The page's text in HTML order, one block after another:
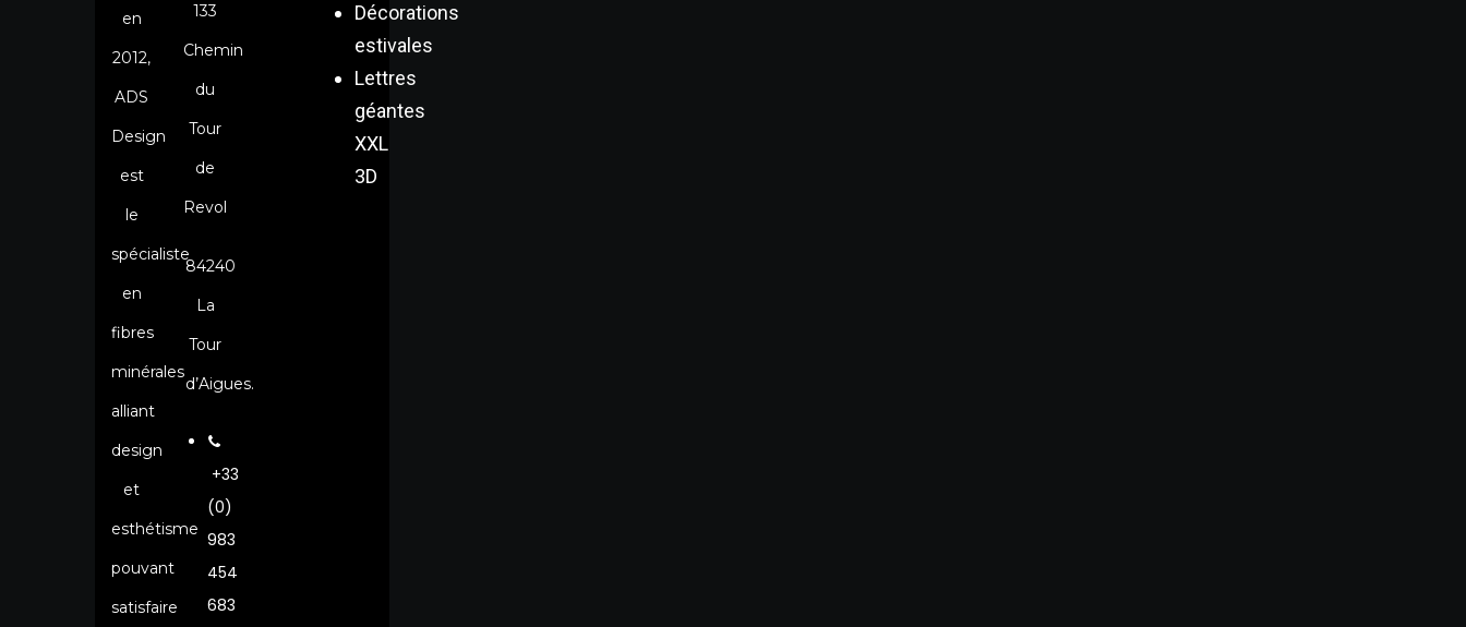
en
2012,
ADS
Design
est
le
spécialiste
en
fibres
minérales
alliant
design
et
esthétisme
pouvant
satisfaire
133
Chemin
du
Tour
de
Revol
84240
La
Tour
d’Aigues.
+33
(0)
983
454
683
Décorations
estivales
Lettres
géantes
XXL
3D